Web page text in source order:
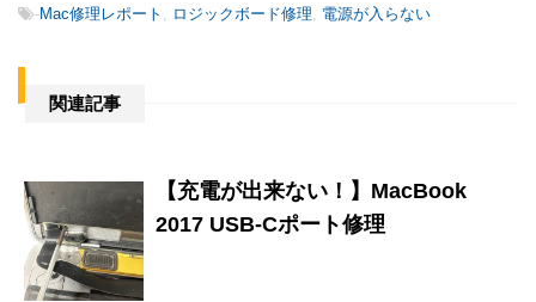
-Mac修理レポート ロジックボード修理 電源が入らない
関連記事
【充電が出来ない！】MacBook
2017 USB-Cポート修理